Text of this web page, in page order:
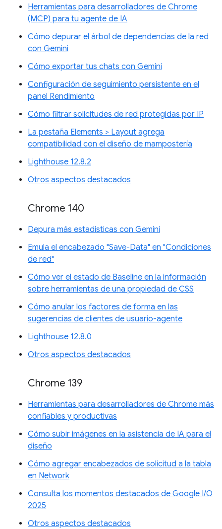
Herramientas para desarrolladores de Chrome
(MCP) para tu agente de IA
Cómo depurar el árbol de dependencias de la red
con Gemini
Cómo exportar tus chats con Gemini
Configuración de seguimiento persistente en el
panel Rendimiento
Cómo filtrar solicitudes de red protegidas por IP
La pestaña Elements > Layout agrega
compatibilidad con el diseño de mampostería
Lighthouse 12.8.2
Otros aspectos destacados
Chrome 140
Depura más estadísticas con Gemini
Emula el encabezado "Save-Data" en "Condiciones
de red"
Cómo ver el estado de Baseline en la información
sobre herramientas de una propiedad de CSS
Cómo anular los factores de forma en las
sugerencias de clientes de usuario-agente
Lighthouse 12.8.0
Otros aspectos destacados
Chrome 139
Herramientas para desarrolladores de Chrome más
confiables y productivas
Cómo subir imágenes en la asistencia de IA para el
diseño
Cómo agregar encabezados de solicitud a la tabla
en Network
Consulta los momentos destacados de Google I/O
2025
Otros aspectos destacados